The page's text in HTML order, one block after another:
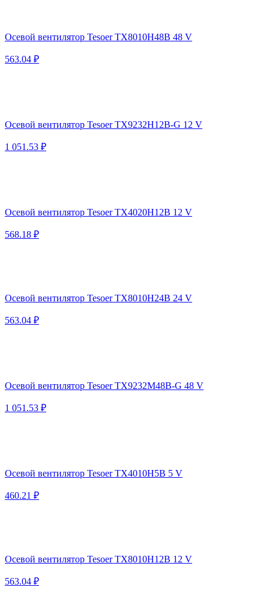
Осевой вентилятор Tesoer TX8010H48B 48 V
563.04 ₽
Осевой вентилятор Tesoer TX9232H12B-G 12 V
1 051.53 ₽
Осевой вентилятор Tesoer TX4020H12B 12 V
568.18 ₽
Осевой вентилятор Tesoer TX8010H24B 24 V
563.04 ₽
Осевой вентилятор Tesoer TX9232M48B-G 48 V
1 051.53 ₽
Осевой вентилятор Tesoer TX4010H5B 5 V
460.21 ₽
Осевой вентилятор Tesoer TX8010H12B 12 V
563.04 ₽